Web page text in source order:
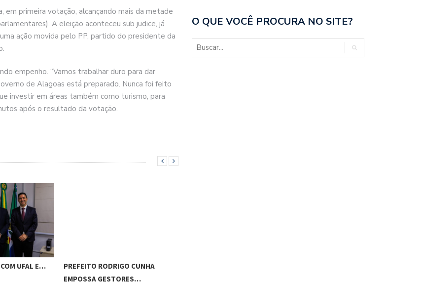
primeira votação, alcançando mais da metade
A eleição aconteceu sub judice, já
ação movida pelo PP, partido do presidente da
empenho. “Vamos trabalhar duro para dar
de Alagoas está preparado. Nunca foi feito
investir em áreas também como turismo, para
após o resultado da votação.
UFAL E…
PREFEITO RODRIGO CUNHA
EMPOSSA GESTORES…
O QUE VOCÊ PROCURA NO SITE?